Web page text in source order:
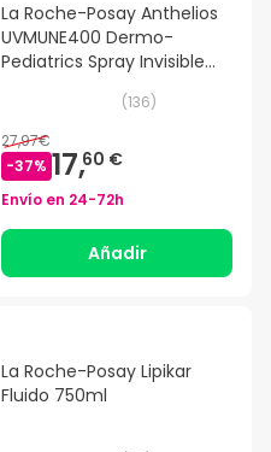
La Roche-Posay Anthelios
UVMUNE400 Dermo-
Pediatrics Spray Invisible
(136)
27,97€
-37% 17,60 €
Envío en 24-72h
Añadir
La Roche-Posay Lipikar
Fluido 750ml